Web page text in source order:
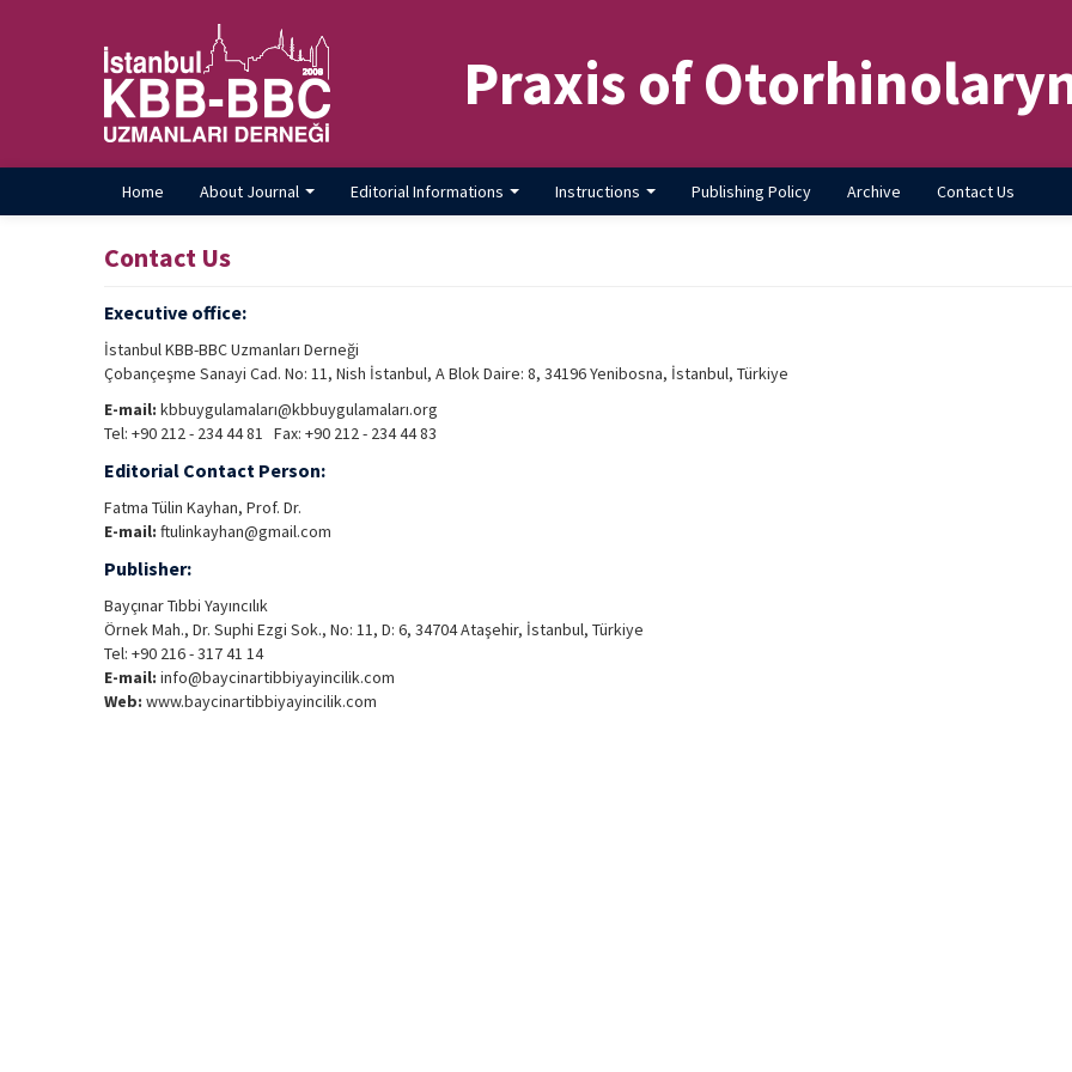
Praxis of
Home About Journal Editorial Informations Instructions Publishing Policy Archive Contact Us
Contact Us
Executive office:
İstanbul KBB-BBC Uzmanları Derneği
Çobançeşme Sanayi Cad. No: 11, Nish İstanbul, A Blok Daire: 8, 34196 Yenibosna, İstanbul, Türkiye
E-mail: kbbuygulamaları@kbbuygulamaları.org
Tel: +90 212 - 234 44 81 Fax: +90 212 - 234 44 83
Editorial Contact Person:
Fatma Tülin Kayhan, Prof. Dr.
E-mail: ftulinkayhan@gmail.com
Publisher:
Bayçınar Tıbbi Yayıncılık
Örnek Mah., Dr. Suphi Ezgi Sok., No: 11, D: 6, 34704 Ataşehir, İstanbul, Türkiye
Tel: +90 216 - 317 41 14
E-mail: info@baycinartibbiyayincilik.com
Web: www.baycinartibbiyayincilik.com